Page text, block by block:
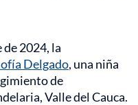
2024, la
Delgado, una niña
de
Valle del Cauca.